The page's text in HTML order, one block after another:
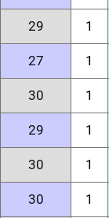
29 1
27 1
30 1
29 1
30 1
30 1